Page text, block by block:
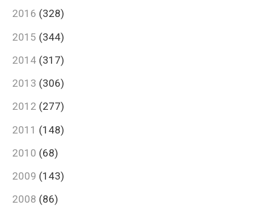
2016 (328)
2015 (344)
2014 (317)
2013 (306)
2012 (277)
2011 (148)
2010 (68)
2009 (143)
2008 (86)